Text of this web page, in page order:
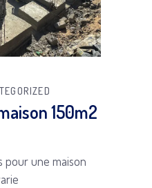
150m2
pour une maison